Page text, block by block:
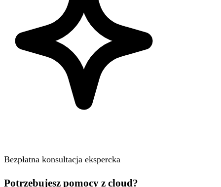
Bezpłatna konsultacja ekspercka
Potrzebujesz pomocy z cloud?